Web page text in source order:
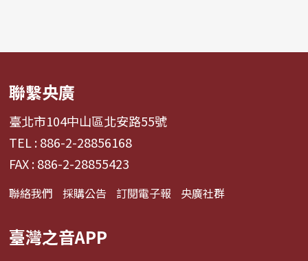
聯繫央廣
臺北市104中山區北安路55號
TEL : 886-2-28856168
FAX : 886-2-28855423
聯絡我們 採購公告 訂閱電子報 央廣社群
臺灣之音APP